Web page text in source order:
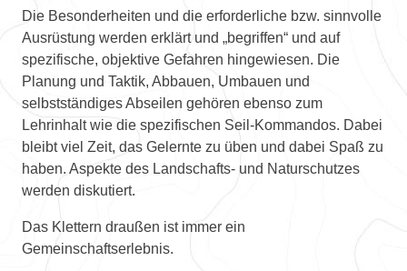
Die Besonderheiten und die erforderliche bzw. sinnvolle
Ausrüstung werden erklärt und „begriffen“ und auf
spezifische, objektive Gefahren hingewiesen. Die
Planung und Taktik, Abbauen, Umbauen und
selbstständiges Abseilen gehören ebenso zum
Lehrinhalt wie die spezifischen Seil-Kommandos. Dabei
bleibt viel Zeit, das Gelernte zu üben und dabei Spaß zu
haben. Aspekte des Landschafts- und Naturschutzes
werden diskutiert.
Das Klettern draußen ist immer ein
Gemeinschaftserlebnis.